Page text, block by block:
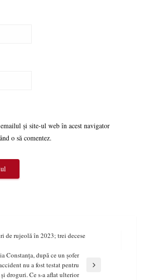
și site-ul web în acest navigator
o să comentez.
de rujeolă în 2023; trei decese
Constanța, după ce un șofer
nu a fost testat pentru
droguri. Ce s-a aflat ulterior